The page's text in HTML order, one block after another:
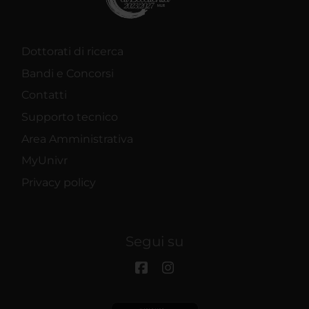
Dottorati di ricerca
Bandi e Concorsi
Contatti
Supporto tecnico
Area Amministrativa
MyUnivr
Privacy policy
Segui su